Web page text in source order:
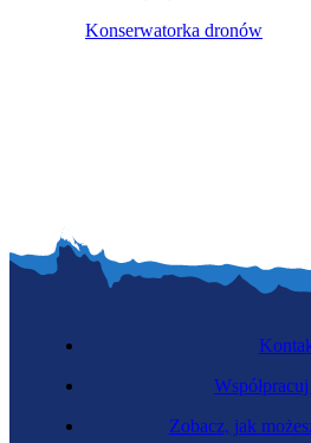
Konserwatorka dronów
Zobacz, jak